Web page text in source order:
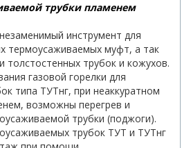
трубки пламенем
инструмент для
термоусаживаемых муфт, а так
толстостенных трубок и кожухов.
газовой горелки для
типа ТУТнг, при неаккуратном
возможны перегрев и
трубки (поджоги).
трубок ТУТ и ТУТнг